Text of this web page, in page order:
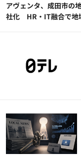
アヴェンタ、成田市の
社化 HR・IT融合で地